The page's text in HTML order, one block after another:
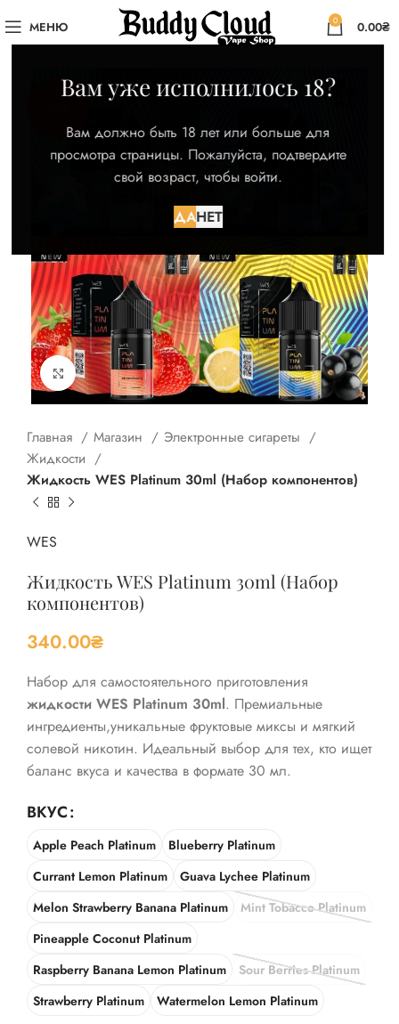
Вам уже исполнилось 18?
Вам должно быть 18 лет или больше для
просмотра страницы. Пожалуйста, подтвердите
свой возраст, чтобы войти.
ДАНЕТ
МЕНЮ 0 0.00₴
Нажмите для увеличения
Главная Магазин
Электронные сигареты
Жидкости
Жидкость WES Platinum 30ml (Набор компонентов)
WES
Жидкость WES Platinum 30ml (Набор
компонентов)
340.00₴
Набор для самостоятельного приготовления
жидкости WES Platinum 30ml. Премиальные
ингредиенты,уникальные фруктовые миксы и мягкий
солевой никотин. Идеальный выбор для тех, кто ищет
баланс вкуса и качества в формате 30 мл.
ВКУС
Apple Peach Platinum
Blueberry Platinum
Currant Lemon Platinum
Guava Lychee Platinum
Melon Strawberry Banana Platinum
Mint Tobacco Platinum
Pineapple Coconut Platinum
Raspberry Banana Lemon Platinum
Sour Berries Platinum
Strawberry Platinum
Watermelon Lemon Platinum